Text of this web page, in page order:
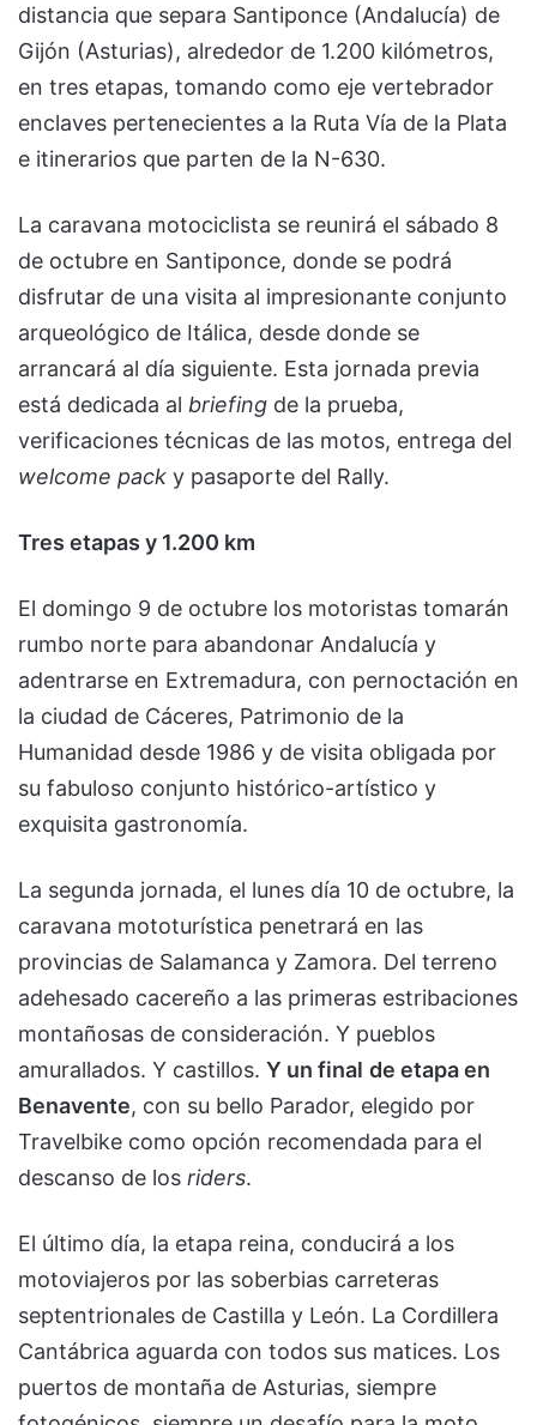
distancia que separa Santiponce (Andalucía) de
Gijón (Asturias), alrededor de 1.200 kilómetros,
en tres etapas, tomando como eje vertebrador
enclaves pertenecientes a la Ruta Vía de la Plata
e itinerarios que parten de la N-630.
La caravana motociclista se reunirá el sábado 8
de octubre en Santiponce, donde se podrá
disfrutar de una visita al impresionante conjunto
arqueológico de Itálica, desde donde se
arrancará al día siguiente. Esta jornada previa
está dedicada al briefing de la prueba,
verificaciones técnicas de las motos, entrega del
welcome pack y pasaporte del Rally.
Tres etapas y 1.200 km
El domingo 9 de octubre los motoristas tomarán
rumbo norte para abandonar Andalucía y
adentrarse en Extremadura, con pernoctación en
la ciudad de Cáceres, Patrimonio de la
Humanidad desde 1986 y de visita obligada por
su fabuloso conjunto histórico-artístico y
exquisita gastronomía.
La segunda jornada, el lunes día 10 de octubre, la
caravana mototurística penetrará en las
provincias de Salamanca y Zamora. Del terreno
adehesado cacereño a las primeras estribaciones
montañosas de consideración. Y pueblos
amurallados. Y castillos. Y un final de etapa en
Benavente, con su bello Parador, elegido por
Travelbike como opción recomendada para el
descanso de los riders.
El último día, la etapa reina, conducirá a los
motoviajeros por las soberbias carreteras
septentrionales de Castilla y León. La Cordillera
Cantábrica aguarda con todos sus matices. Los
puertos de montaña de Asturias, siempre